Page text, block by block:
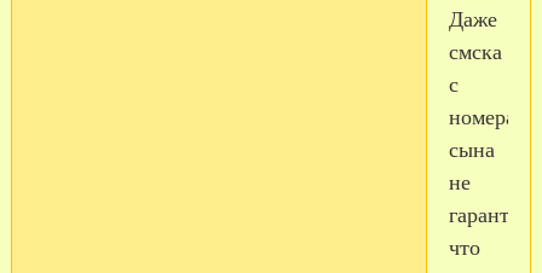
Даже
смска
с
номера
сына
не
что